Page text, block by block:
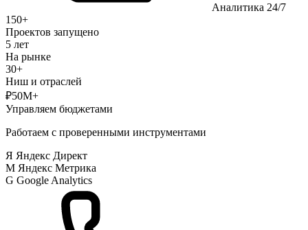
Аналитика 24/7
150+
Проектов запущено
5 лет
На рынке
30+
Ниш и отраслей
₽50M+
Управляем бюджетами
Работаем с проверенными инструментами
Я Яндекс Директ
М Яндекс Метрика
G Google Analytics